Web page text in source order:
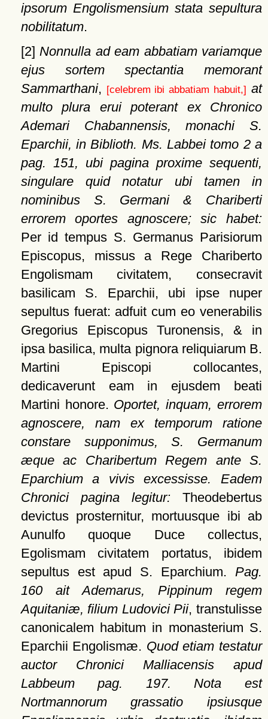
ipsorum Engolismensium stata sepultura
nobilitatum.
[2] Nonnulla ad eam abbatiam variamque
ejus sortem spectantia memorant
Sammarthani, [celebrem ibi abbatiam habuit,] at
multo plura erui poterant ex Chronico
Ademari Chabannensis, monachi S.
Eparchii, in Biblioth. Ms. Labbei tomo 2 a
pag. 151, ubi pagina proxime sequenti,
singulare quid notatur ubi tamen in
nominibus S. Germani & Chariberti
errorem oportes agnoscere; sic habet:
Per id tempus S. Germanus Parisiorum
Episcopus, missus a Rege Chariberto
Engolismam civitatem, consecravit
basilicam S. Eparchii, ubi ipse nuper
sepultus fuerat: adfuit cum eo venerabilis
Gregorius Episcopus Turonensis, & in
ipsa basilica, multa pignora reliquiarum B.
Martini Episcopi collocantes,
dedicaverunt eam in ejusdem beati
Martini honore. Oportet, inquam, errorem
agnoscere, nam ex temporum ratione
constare supponimus, S. Germanum
æque ac Charibertum Regem ante S.
Eparchium a vivis excessisse. Eadem
Chronici pagina legitur:Theodebertus
devictus prosternitur, mortuusque ibi ab
Aunulfo quoque Duce collectus,
Egolismam civitatem portatus, ibidem
sepultus est apud S. Eparchium. Pag.
160 ait Ademarus, Pippinum regem
Aquitaniæ, filium Ludovici Pii, transtulisse
canonicalem habitum in monasterium S.
Eparchii Engolismæ. Quod etiam testatur
auctor Chronici Malliacensis apud
Labbeum pag. 197. Nota est
Nortmannorum grassatio ipsiusque